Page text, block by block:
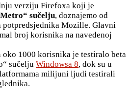
verziju Firefoxa koji je
sučelju, doznajemo od
potpredsjednika Mozille. Glavni
broj korisnika na navedenoj
1000 korisnika je testiralo beta
sučelju Windowsa 8, dok su u
milijuni ljudi testirali